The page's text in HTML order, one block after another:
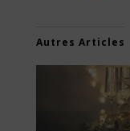
Autres Articles